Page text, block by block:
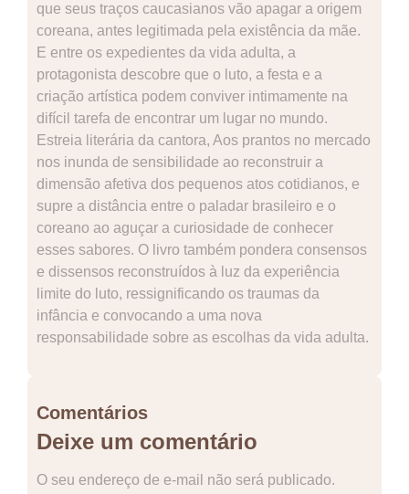
que seus traços caucasianos vão apagar a origem
coreana, antes legitimada pela existência da mãe.
E entre os expedientes da vida adulta, a
protagonista descobre que o luto, a festa e a
criação artística podem conviver intimamente na
difícil tarefa de encontrar um lugar no mundo.
Estreia literária da cantora, Aos prantos no mercado
nos inunda de sensibilidade ao reconstruir a
dimensão afetiva dos pequenos atos cotidianos, e
supre a distância entre o paladar brasileiro e o
coreano ao aguçar a curiosidade de conhecer
esses sabores. O livro também pondera consensos
e dissensos reconstruídos à luz da experiência
limite do luto, ressignificando os traumas da
infância e convocando a uma nova
responsabilidade sobre as escolhas da vida adulta.
Comentários
Deixe um comentário
O seu endereço de e-mail não será publicado.